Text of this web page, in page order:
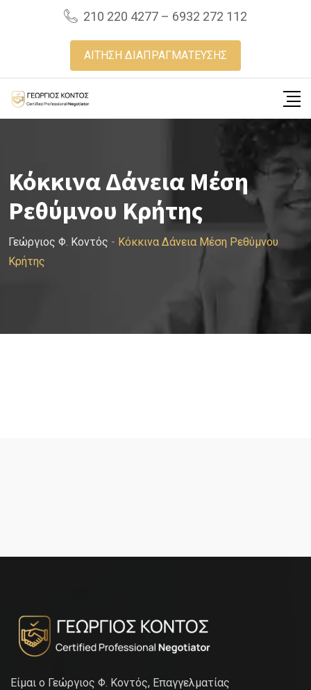
210 220 4277 – 6932 272 112
ΑΙΤΗΣΗ ΔΙΑΠΡΑΓΜΑΤΕΥΣΗΣ
Κόκκινα Δάνεια Μέση
Ρεθύμνου Κρήτης
Γεώργιος Φ. Κοντός - Κόκκινα Δάνεια Μέση Ρεθύμνου
Κρήτης
Είμαι ο Γεώργιος Φ. Κοντός, Επαγγελματίας